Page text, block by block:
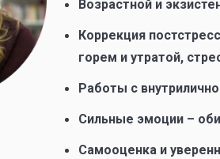
Возрастной и
Коррекция
горем и утратой,
Работы с
Сильные эмоции –
Самооценка и